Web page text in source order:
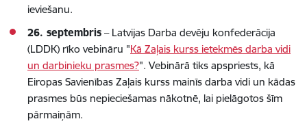
ieviešanu.
26. septembris – Latvijas Darba devēju konfederācija
(LDDK) rīko vebināru "Kā Zaļais kurss ietekmēs darba vidi
un darbinieku prasmes?". Vebinārā tiks apspriests, kā
Eiropas Savienības Zaļais kurss mainīs darba vidi un kādas
prasmes būs nepieciešamas nākotnē, lai pielāgotos šīm
pārmaiņām.